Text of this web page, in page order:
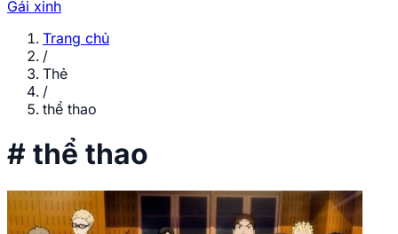
Gái xinh
Trang chủ
/
Thẻ
/
thể thao
# thể thao